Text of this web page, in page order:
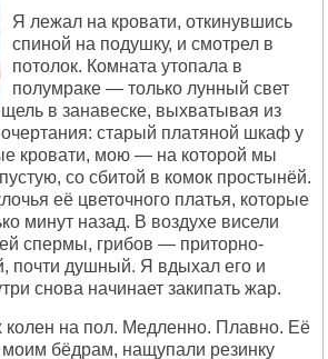
Я лежал на кровати, откинувшись
спиной на подушку, и смотрел в
потолок. Комната утопала в
полумраке — только лунный свет
в занавеске, выхватывая из
старый платяной шкаф у
кровати, мою — на которой мы
со сбитой в комок простынёй.
её цветочного платья, которые
минут назад. В воздухе висели
спермы, грибов — приторно-
почти душный. Я вдыхал его и
снова начинает закипать жар.
колен на пол. Медленно. Плавно. Её
моим бёдрам, нащупали резинку